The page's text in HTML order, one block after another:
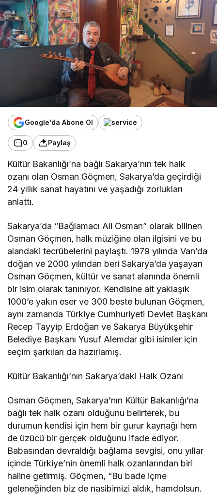
Google'da Abone Ol
0 Paylaş
Kültür Bakanlığı’na bağlı Sakarya’nın tek halk
ozanı olan Osman Göçmen, Sakarya’da geçirdiği
24 yıllık sanat hayatını ve yaşadığı zorlukları
anlattı.
Sakarya’da “Bağlamacı Ali Osman” olarak bilinen
Osman Göçmen, halk müziğine olan ilgisini ve bu
alandaki tecrübelerini paylaştı. 1979 yılında Van’da
doğan ve 2000 yılından beri Sakarya’da yaşayan
Osman Göçmen, kültür ve sanat alanında önemli
bir isim olarak tanınıyor. Kendisine ait yaklaşık
1000’e yakın eser ve 300 beste bulunan Göçmen,
aynı zamanda Türkiye Cumhuriyeti Devlet Başkanı
Recep Tayyip Erdoğan ve Sakarya Büyükşehir
Belediye Başkanı Yusuf Alemdar gibi isimler için
seçim şarkıları da hazırlamış.
Kültür Bakanlığı’nın Sakarya’daki Halk Ozanı
Osman Göçmen, Sakarya’nın Kültür Bakanlığı’na
bağlı tek halk ozanı olduğunu belirterek, bu
durumun kendisi için hem bir gurur kaynağı hem
de üzücü bir gerçek olduğunu ifade ediyor.
Babasından devraldığı bağlama sevgisi, onu yıllar
içinde Türkiye’nin önemli halk ozanlarından biri
haline getirmiş. Göçmen, “Bu bade içme
geleneğinden biz de nasibimizi aldık, hamdolsun.